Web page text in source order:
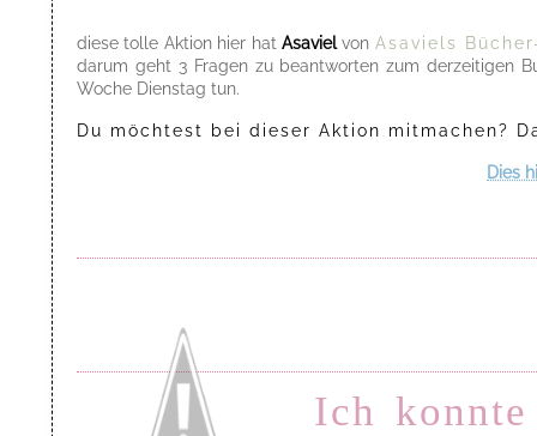
diese tolle Aktion hier hat Asavielvon Asaviels
darum geht 3 Fragen zu beantworten zum derzeitigen
Woche Dienstag tun.
Du möchtest bei dieser Aktion mitmachen?
Dies
Ich